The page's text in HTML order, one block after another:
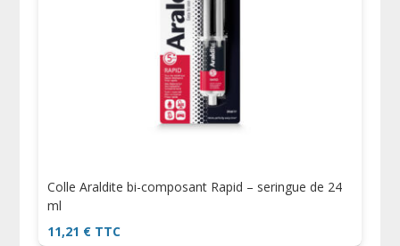
Colle Araldite bi-composant Rapid – seringue de 24
ml
11,21 € TTC